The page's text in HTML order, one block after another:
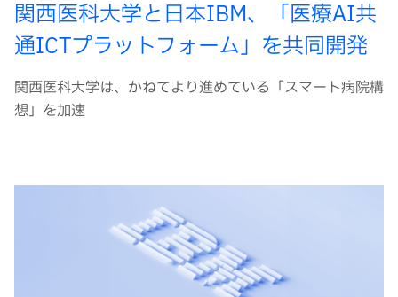
関西医科大学と日本IBM、「医療AI共
通ICTプラットフォーム」を共同開発
関西医科大学は、かねてより進めている「スマート病院構
想」を加速